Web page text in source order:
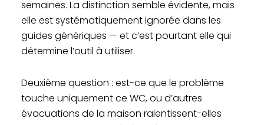
semaines. La distinction semble évidente, mais
elle est systématiquement ignorée dans les
guides génériques — et c’est pourtant elle qui
détermine l’outil à utiliser.
Deuxième question : est-ce que le problème
touche uniquement ce WC, ou d’autres
évacuations de la maison ralentissent-elles